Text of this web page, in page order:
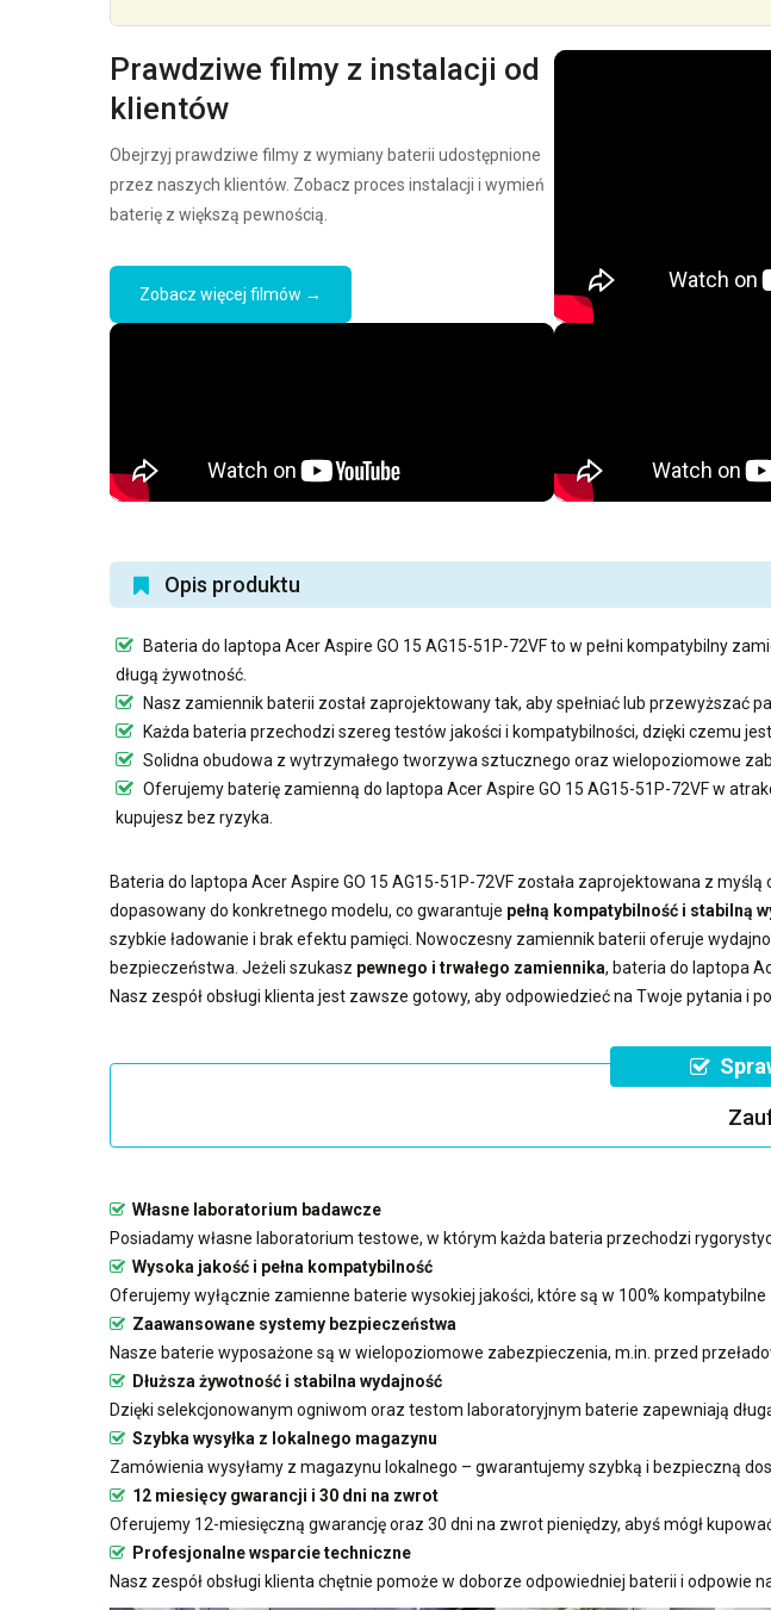
Prawdziwe filmy z instalacji od
klientów
Obejrzyj prawdziwe filmy z wymiany baterii udostępnione
przez naszych klientów. Zobacz proces instalacji i wymień
baterię z większą pewnością.
Zobacz więcej filmów →
Opis produktu
Bateria do laptopa Acer Aspire GO 15 AG15-51P-72VFto w pełni kompatybilny
długą żywotność.
Nasz zamiennik baterii został zaprojektowany tak, aby spełniać lub przewyższać
Każda bateria przechodzi szereg testów jakości i kompatybilności, dzięki czemu
Solidna obudowa z wytrzymałego tworzywa sztucznego oraz wielopoziomowe
Oferujemy baterię zamienną do laptopa Acer Aspire GO 15 AG15-51P-72VFw
kupujesz bez ryzyka.
Bateria do laptopa Acer Aspire GO 15 AG15-51P-72VF została zaprojektowana z myślą
dopasowany do konkretnego modelu, co gwarantuje pełną kompatybilność i stabilną
szybkie ładowanie i brak efektu pamięci. Nowoczesny zamiennik baterii oferuje
bezpieczeństwa. Jeżeli szukasz pewnego i trwałego zamiennika, bateria do laptopa
Nasz zespół obsługi klienta jest zawsze gotowy, aby odpowiedzieć na Twoje pytania i
Własne laboratorium badawcze
Posiadamy własne laboratorium testowe, w którym każda bateria przechodzi
Wysoka jakość i pełna kompatybilność
Oferujemy wyłącznie zamienne baterie wysokiej jakości, które są w 100%
Zaawansowane systemy bezpieczeństwa
Nasze baterie wyposażone są w wielopoziomowe zabezpieczenia, m.in. przed
Dłuższa żywotność i stabilna wydajność
Dzięki selekcjonowanym ogniwom oraz testom laboratoryjnym baterie zapewniają
Szybka wysyłka z lokalnego magazynu
Zamówienia wysyłamy z magazynu lokalnego – gwarantujemy szybką i bezpieczną
12 miesięcy gwarancji i 30 dni na zwrot
Oferujemy 12-miesięczną gwarancję oraz 30 dni na zwrot pieniędzy, abyś mógł
Profesjonalne wsparcie techniczne
Nasz zespół obsługi klienta chętnie pomoże w doborze odpowiedniej baterii i odpowie